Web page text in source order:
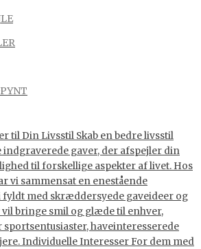
til Din Livsstil Skab en bedre livsstil
indgraverede gaver, der afspejler din
til forskellige aspekter af livet. Hos
vi sammensat en enestående
med skræddersyede gaveideer og
vil bringe smil og glæde til enhver,
sportsentusiaster, haveinteresserede
Individuelle Interesser For dem med